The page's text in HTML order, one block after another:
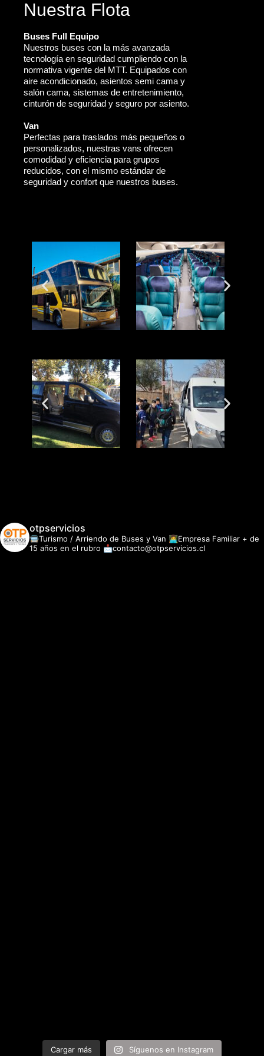
Nuestra Flota
Buses Full Equipo
Nuestros buses con la más avanzada
tecnología en seguridad cumpliendo con la
normativa vigente del MTT. Equipados con
aire acondicionado, asientos semi cama y
salón cama, sistemas de entretenimiento,
cinturón de seguridad y seguro por asiento.
Van
Perfectas para traslados más pequeños o
personalizados, nuestras vans ofrecen
comodidad y eficiencia para grupos
reducidos, con el mismo estándar de
seguridad y confort que nuestros buses.
otpservicios
🚍Turismo / Arriendo de Buses y Van 👩‍💻Empresa Familiar + de
15 años en el rubro 📩contacto@otpservicios.cl
Cargar más Síguenos en Instagram